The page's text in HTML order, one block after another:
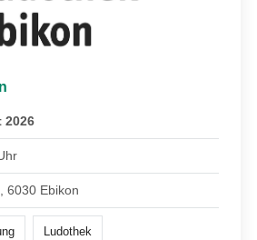
2026
6030 Ebikon
Ludothek